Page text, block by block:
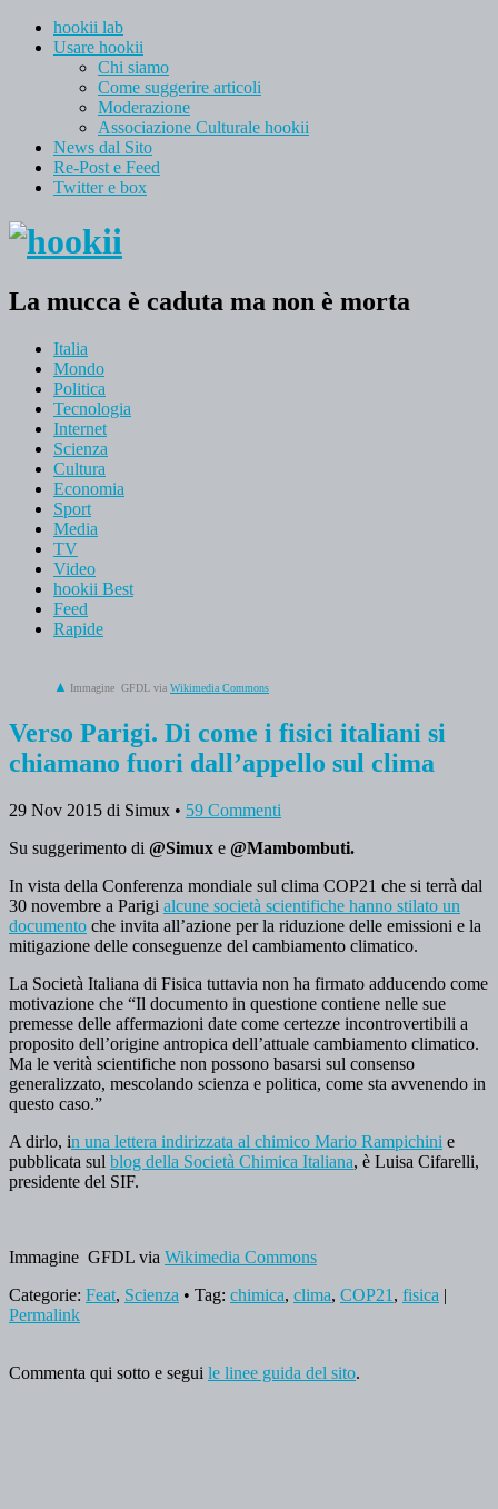
hookii lab
Usare hookii
Chi siamo
Come suggerire articoli
Moderazione
Associazione Culturale hookii
News dal Sito
Re-Post e Feed
Twitter e box
La mucca è caduta ma non è morta
Italia
Mondo
Politica
Tecnologia
Internet
Scienza
Cultura
Economia
Sport
Media
TV
Video
hookii Best
Feed
Rapide
Immagine GFDL via Wikimedia Commons
Verso Parigi. Di come i fisici italiani si
chiamano fuori dall’appello sul clima
29 Nov 2015 di Simux • 59 Commenti
Su suggerimento di @Simux e @Mambombuti.
In vista della Conferenza mondiale sul clima COP21 che si terrà dal
30 novembre a Parigi alcune società scientifiche hanno stilato un
documento che invita all’azione per la riduzione delle emissioni e la
mitigazione delle conseguenze del cambiamento climatico.
La Società Italiana di Fisica tuttavia non ha firmato adducendo come
motivazione che “Il documento in questione contiene nelle sue
premesse delle affermazioni date come certezze incontrovertibili a
proposito dell’origine antropica dell’attuale cambiamento climatico.
Ma le verità scientifiche non possono basarsi sul consenso
generalizzato, mescolando scienza e politica, come sta avvenendo in
questo caso.”
A dirlo, in una lettera indirizzata al chimico Mario Rampichini e
pubblicata sul blog della Società Chimica Italiana, è Luisa Cifarelli,
presidente del SIF.
Immagine GFDL via Wikimedia Commons
Categorie: Feat, Scienza • Tag: chimica, clima, COP21 , fisica |
Permalink
Commenta qui sotto e segui le linee guida del sito.